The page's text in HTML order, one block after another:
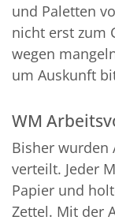
und Paletten
nicht erst zum
wegen
um Auskunft
WM
Bisher wurden
verteilt. Jeder
Papier und
Zettel. Mit der